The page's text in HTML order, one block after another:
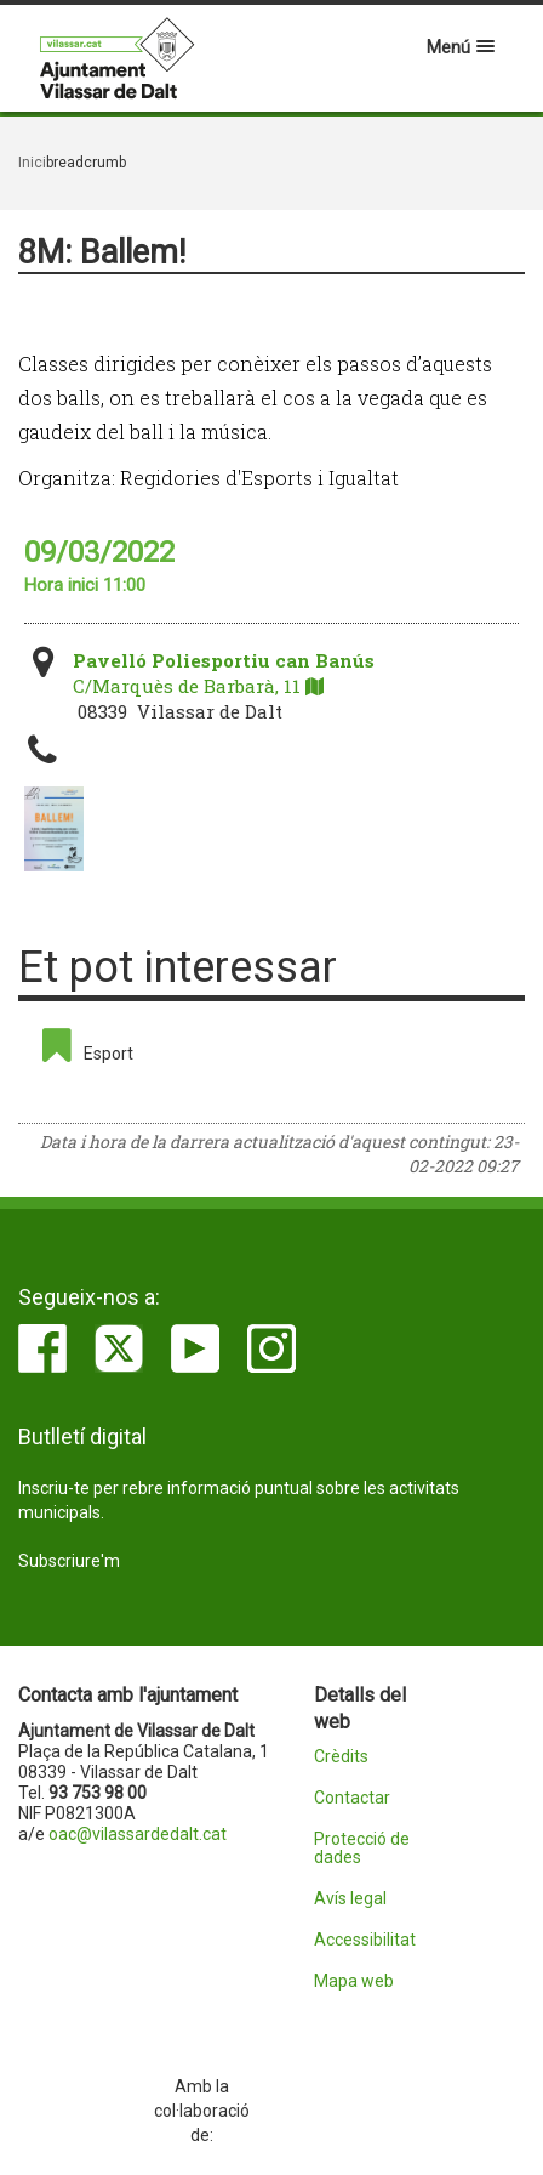
Menú
Inici breadcrumb
8M: Ballem!
Classes dirigides per conèixer els passos d’aquests
dos balls, on es treballarà el cos a la vegada que es
gaudeix del ball i la música.
Organitza: Regidories d'Esports i Igualtat
09/03/2022
Hora inici 11:00
Pavelló Poliesportiu can Banús
C/Marquès de Barbarà, 11
08339 Vilassar de Dalt
Et pot interessar
Esport
Data i hora de la darrera actualització d'aquest contingut:23-
02-2022 09:27
Segueix-nos a:
Butlletí digital
Inscriu-te per rebre informació puntual sobre les activitats
municipals.
Subscriure'm
Contacta amb l'ajuntament
Ajuntament de Vilassar de Dalt
Plaça de la República Catalana, 1
08339 - Vilassar de Dalt
Tel. 93 753 98 00
NIF P0821300A
a/e oac@vilassardedalt.cat
Detalls del
web
Crèdits
Contactar
Protecció de
dades
Avís legal
Accessibilitat
Mapa web
Amb la
col·laboració
de: